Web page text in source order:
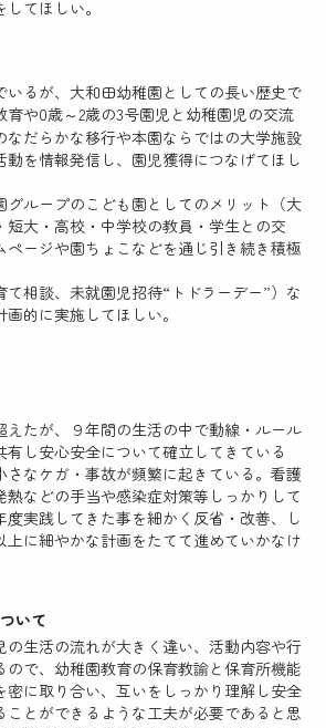
てほしい。
いるが、大和田幼稚園としての長い歴史で
や0歳～2歳の3号園児と幼稚園児の交流
なだらかな移行や本園ならではの大学施設
動を情報発信し、園児獲得につなげてほし
グループのこども園としてのメリット（大
短大・高校・中学校の教員・学生との交
ページや園ちょこなどを通じ引き続き積極
相談、未就園児招待“トドラーデー”）な
的に実施してほしい。
えたが、９年間の生活の中で動線・ルール
有し安心安全について確立してきている
さなケガ・事故が頻繁に起きている。看護
熱などの手当や感染症対策等しっかりして
度実践してきた事を細かく反省・改善、し
上に細やかな計画をたてて進めていかなけ
いて
の生活の流れが大きく違い、活動内容や行
ので、幼稚園教育の保育教諭と保育所機能
密に取り合い、互いをしっかり理解し安全
ことができるような工夫が必要であると思